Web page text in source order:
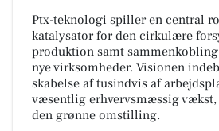
Ptx-teknologi spiller en central
katalysator for den cirkulære
produktion samt
nye virksomheder. Visionen
skabelse af tusindvis af
væsentlig erhvervsmæssig
den grønne omstilling.